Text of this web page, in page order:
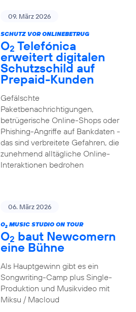
09. März 2026
SCHUTZ VOR ONLINEBETRUG
O2 Telefónica
erweitert digitalen
Schutzschild auf
Prepaid-Kunden
Gefälschte
Paketbenachrichtigungen,
betrügerische Online-Shops oder
Phishing-Angriffe auf Bankdaten -
das sind verbreitete Gefahren, die
zunehmend alltägliche Online-
Interaktionen bedrohen
06. März 2026
O2MUSIC STUDIO ON TOUR
O2 baut Newcomern
eine Bühne
Als Hauptgewinn gibt es ein
Songwriting-Camp plus Single-
Produktion und Musikvideo mit
Miksu / Macloud